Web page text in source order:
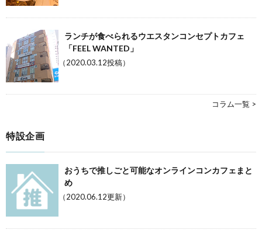
ランチが食べられるウエスタンコンセプトカフェ
「FEEL WANTED」
（2020.03.12投稿）
コラム一覧 >
特設企画
おうちで推しごと可能なオンラインコンカフェまと
め
（2020.06.12更新）